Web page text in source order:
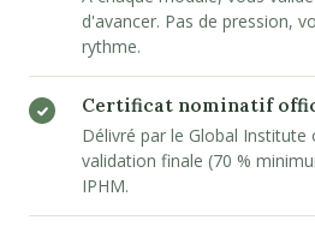
d'avancer. Pas de pression,
rythme.
Certificat nominatif
Délivré par le Global Institute
validation finale (70 %
IPHM.